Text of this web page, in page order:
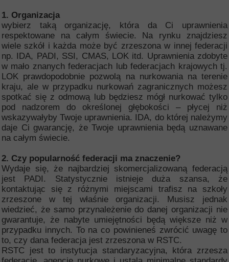
1. Organizacja
wybierz taką organizację, która da Ci uprawnienia
respektowane na całym świecie. Na rynku znajdziesz
wiele szkół i każda może być zrzeszona w innej federacji
np. IDA, PADI, SSI, CMAS, LOK itd. Uprawnienia zdobyte
w mało znanych federacjach lub federacjach krajowych tj.
LOK prawdopodobnie pozwolą na nurkowania na terenie
kraju, ale w przypadku nurkowań zagranicznych możesz
spotkać się z odmową lub będziesz mógł nurkować tylko
pod nadzorem do określonej głębokości – płycej niż
wskazywałyby Twoje uprawnienia. IDA, do której należymy
daje Ci gwarancję, że Twoje uprawnienia będą uznawane
na całym świecie.
2. Czy popularność federacji ma znaczenie?
Wydaje się, że najbardziej skomercjalizowaną federacją
jest PADI. Statystycznie istnieje duża szansa, że
kontaktując się z różnymi miejscami trafisz na szkoły
zrzeszone w tej właśnie organizacji. Musisz jednak
wiedzieć, że samo przynależenie do danej organizacji nie
gwarantuje, że nabyte umiejętności będą większe niż w
przypadku innych. To na co powinieneś zwrócić uwagę to
to, czy dana federacja jest zrzeszona w RSTC.
RSTC jest to instytucja standaryzacyjna, która zrzesza